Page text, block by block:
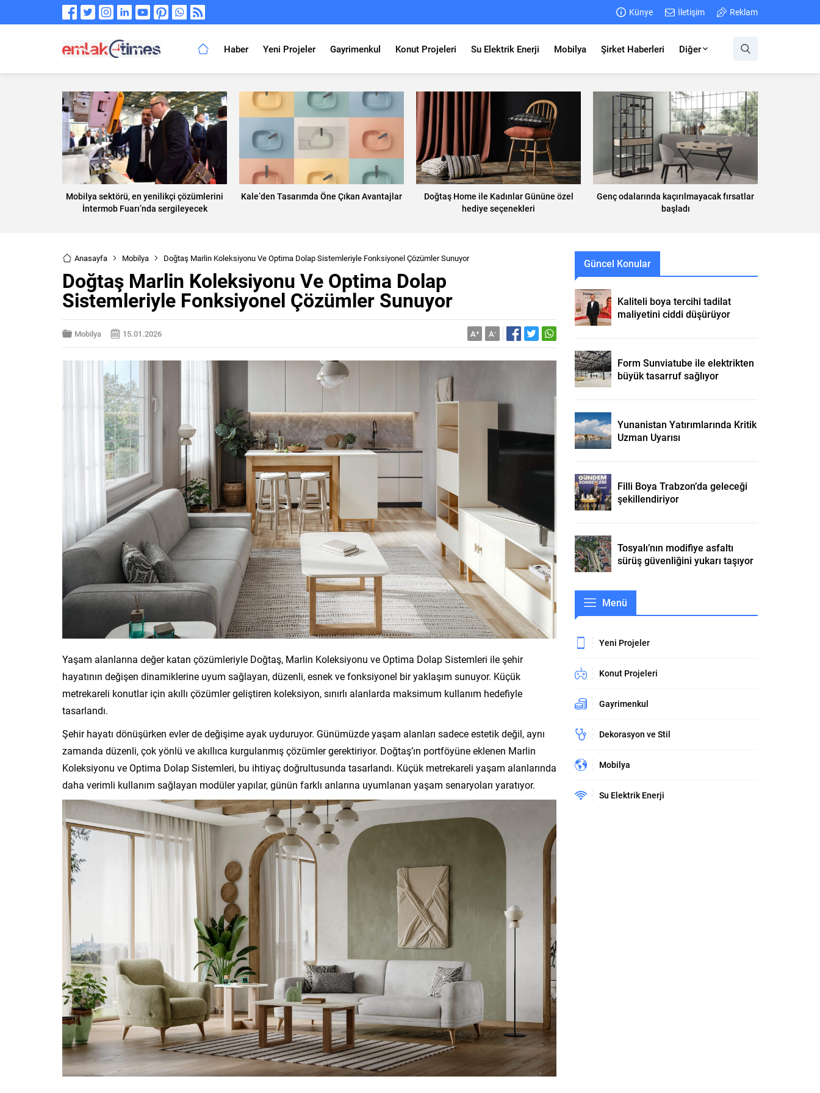
Künye İletişim Reklam
Haber Yeni Projeler Gayrimenkul Konut Projeleri Su Elektrik Enerji Mobilya Şirket Haberleri Diğer
Mobilya sektörü, en yenilikçi çözümlerini
İntermob Fuarı’nda sergileyecek
Kale’den Tasarımda Öne Çıkan Avantajlar
Doğtaş Home ile Kadınlar Gününe özel
hediye seçenekleri
Genç odalarında kaçırılmayacak fırsatlar
başladı
Anasayfa Mobilya Doğtaş Marlin Koleksiyonu Ve Optima Dolap Sistemleriyle Fonksiyonel Çözümler Sunuyor
Doğtaş Marlin Koleksiyonu Ve Optima Dolap
Sistemleriyle Fonksiyonel Çözümler Sunuyor
Mobilya 15.01.2026 A+ A-
Yaşam alanlarına değer katan çözümleriyle Doğtaş, Marlin Koleksiyonu ve Optima Dolap Sistemleri ile şehir
hayatının değişen dinamiklerine uyum sağlayan, düzenli, esnek ve fonksiyonel bir yaklaşım sunuyor. Küçük
metrekareli konutlar için akıllı çözümler geliştiren koleksiyon, sınırlı alanlarda maksimum kullanım hedefiyle
tasarlandı.
Şehir hayatı dönüşürken evler de değişime ayak uyduruyor. Günümüzde yaşam alanları sadece estetik değil, aynı
zamanda düzenli, çok yönlü ve akıllıca kurgulanmış çözümler gerektiriyor. Doğtaş’ın portföyüne eklenen Marlin
Koleksiyonu ve Optima Dolap Sistemleri, bu ihtiyaç doğrultusunda tasarlandı. Küçük metrekareli yaşam alanlarında
daha verimli kullanım sağlayan modüler yapılar, günün farklı anlarına uyumlanan yaşam senaryoları yaratıyor.
Güncel Konular
Kaliteli boya tercihi tadilat
maliyetini ciddi düşürüyor
Form Sunviatube ile elektrikten
büyük tasarruf sağlıyor
Yunanistan Yatırımlarında Kritik
Uzman Uyarısı
Filli Boya Trabzon’da geleceği
şekillendiriyor
Tosyalı’nın modifiye asfaltı
sürüş güvenliğini yukarı taşıyor
Menü
Yeni Projeler
Konut Projeleri
Gayrimenkul
Dekorasyon ve Stil
Mobilya
Su Elektrik Enerji